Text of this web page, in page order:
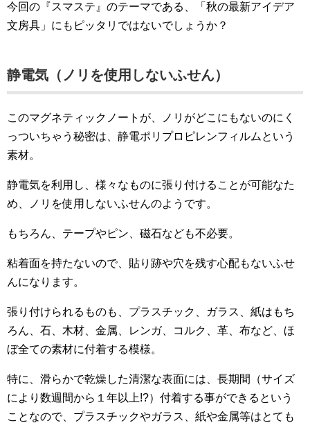
今回の『スマステ』のテーマである、「秋の最新アイデア
文房具」にもピッタリではないでしょうか？
静電気（ノリを使用しないふせん）
このマグネティックノートが、ノリがどこにもないのにく
っついちゃう秘密は、静電ポリプロピレンフィルムという
素材。
静電気を利用し、様々なものに張り付けることが可能なた
め、ノリを使用しないふせんのようです。
もちろん、テープやピン、磁石なども不必要。
粘着面を持たないので、貼り跡や穴を残す心配もないふせ
んになります。
張り付けられるものも、プラスチック、ガラス、紙はもち
ろん、石、木材、金属、レンガ、コルク、革、布など、ほ
ぼ全ての素材に付着する模様。
特に、滑らかで乾燥した清潔な表面には、長期間（サイズ
により数週間から１年以上!?）付着する事ができるという
ことなので、プラスチックやガラス、紙や金属等はとても